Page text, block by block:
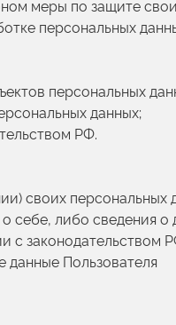
меры по защите
персональных
персональных
данных;
РФ.
своих персональных
либо сведения о
с законодательством
Пользователя